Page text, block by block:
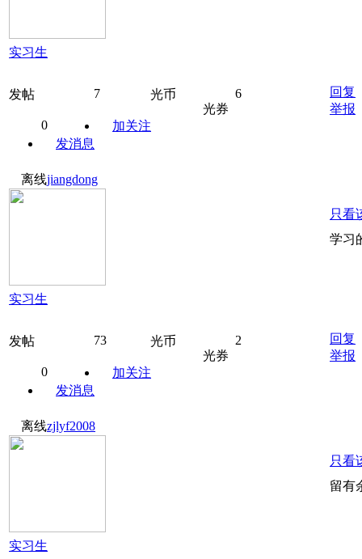
实习生
发帖 7 光币
6
光券
0
加关注
发消息
回复
举报
离线jiangdong
实习生
发帖 73 光币
2
光券
0
加关注
发消息
只看
学习
回复
举报
离线zjlyf2008
实习生
只看
留有